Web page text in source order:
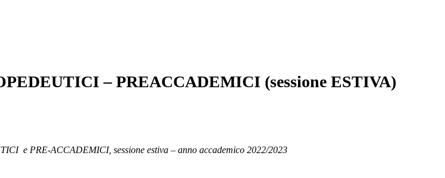
– PREACCADEMICI (sessione ESTIVA)
e PRE-ACCADEMICI, sessione estiva – anno accademico 2022/2023